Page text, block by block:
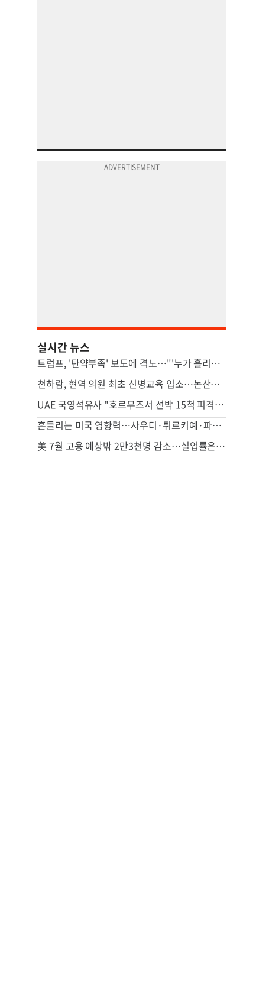
실시간 뉴스
트럼프, '탄약부족' 보도에 격노…"'누가 흘리나' 색출 지시"
천하람, 현역 의원 최초 신병교육 입소…논산서 2박3일 생활
UAE 국영석유사 "호르무즈서 선박 15척 피격…이번주에도 3척"
흔들리는 미국 영향력…사우디·튀르키예·파키스탄 안보 손잡았다(종합)
美 7월 고용 예상밖 2만3천명 감소…실업률은 4.1%로 떨어져(종합)